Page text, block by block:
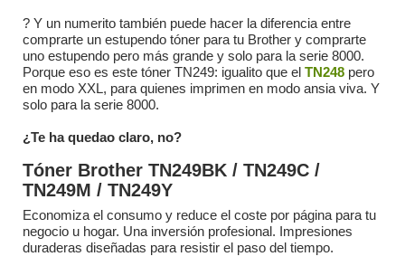
?️ Y un numerito también puede hacer la diferencia entre
comprarte un estupendo tóner para tu Brother y comprarte
uno estupendo pero más grande y solo para la serie 8000.
Porque eso es este tóner TN249: igualito que el TN248 pero
en modo XXL, para quienes imprimen en modo ansia viva. Y
solo para la serie 8000.
¿Te ha quedao claro, no?
Tóner Brother TN249BK / TN249C /
TN249M / TN249Y
Economiza el consumo y reduce el coste por página para tu
negocio u hogar. Una inversión profesional. Impresiones
duraderas diseñadas para resistir el paso del tiempo.